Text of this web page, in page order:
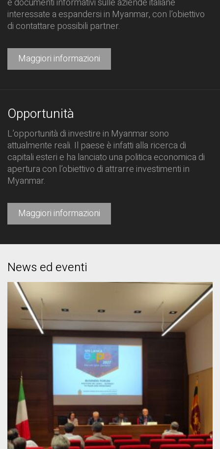
e documenti informativi sulle aziende italiane
interessate a espandersi in Myanmar, con l’obiettivo
di contattare possibili partner.
Maggiori informazioni
Opportunità
L’opportunità di investire in Myanmar sono
attualmente reali. Il paese è infatti alla ricerca di
capitali esteri e ha lanciato una politica economica di
apertura con l’obiettivo di attrarre investimenti in
Myanmar.
Maggiori informazioni
News ed eventi